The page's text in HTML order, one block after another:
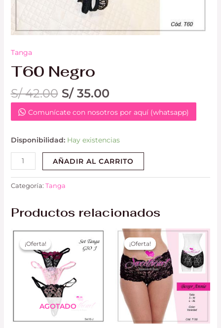
Tanga
T60 Negro
S/42.00 S/35.00
Comunícate con nosotros por aquí (whatsapp)
Disponibilidad: Hay existencias
AÑADIR AL CARRITO
Categoría: Tanga
Productos relacionados
¡Oferta!
AGOTADO
¡Oferta!
El
original
era:
S/ 60.00.
El
precio
actual
es:
S/ 35.00.
¡Oferta!
¡Oferta!
El
precio
original
era:
S/ 45.00.
El
precio
actual
es:
S/ 20.00.